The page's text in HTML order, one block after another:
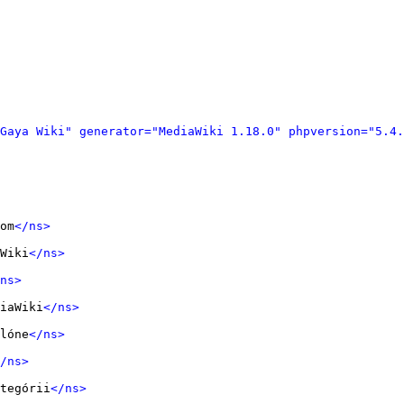
Wiki" generator="MediaWiki 1.18.0"
</ns>
</ns>
</ns>
</ns>
ns>
</ns>